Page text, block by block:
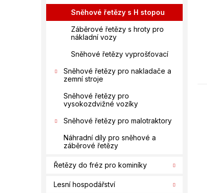
Sněhové řetězy s H stopou
Záběrové řetězy s hroty pro
nákladní vozy
Sněhové řetězy vyprošťovací
Sněhové řetězy pro nakladače a
zemní stroje
Sněhové řetězy pro
vysokozdvižné vozíky
Sněhové řetězy pro malotraktory
Náhradní díly pro sněhové a
záběrové řetězy
Řetězy do fréz pro kominíky
Lesní hospodářství